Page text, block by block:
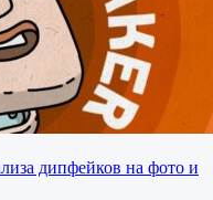
дипфейков на фото и